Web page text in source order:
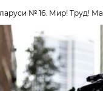
№ 16. Мир! Труд!